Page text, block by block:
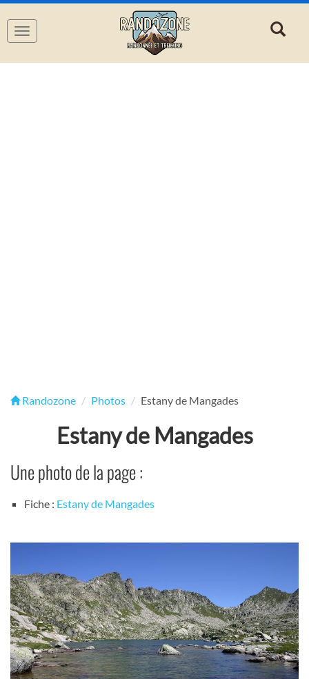
Navigation
Randozone Photos Estany de Mangades
Estany de Mangades
Une photo de la page :
Fiche : Estany de Mangades